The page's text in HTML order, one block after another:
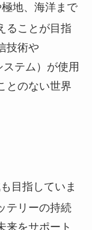
地、海洋まで
ることが目指
技術や
テム）が使用
とのない世界
目指していま
テリーの持続
来をサポート